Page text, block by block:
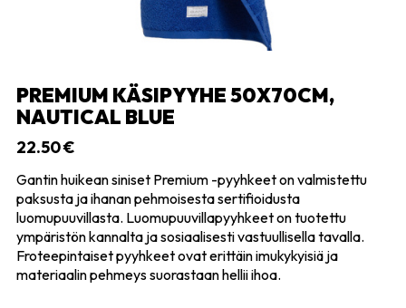
PREMIUM KÄSIPYYHE 50X70CM,
NAUTICAL BLUE
22.50€
Gantin huikean siniset Premium -pyyhkeet on valmistettu
paksusta ja ihanan pehmoisesta sertifioidusta
luomupuuvillasta. Luomupuuvillapyyhkeet on tuotettu
ympäristön kannalta ja sosiaalisesti vastuullisella tavalla.
Froteepintaiset pyyhkeet ovat erittäin imukykyisiä ja
materiaalin pehmeys suorastaan hellii ihoa.